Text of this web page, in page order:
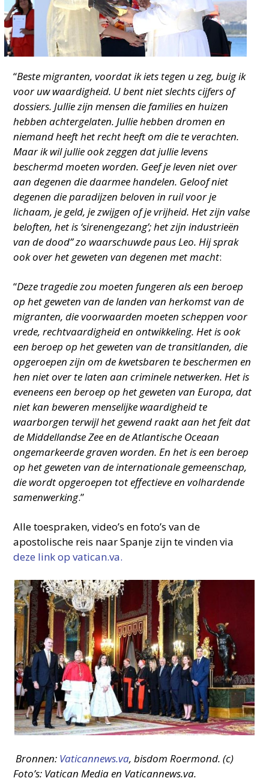
“Beste migranten, voordat ik iets tegen u zeg, buig ik
voor uw waardigheid. U bent niet slechts cijfers of
dossiers. Jullie zijn mensen die families en huizen
hebben achtergelaten. Jullie hebben dromen en
niemand heeft het recht heeft om die te verachten.
Maar ik wil jullie ook zeggen dat jullie levens
beschermd moeten worden. Geef je leven niet over
aan degenen die daarmee handelen. Geloof niet
degenen die paradijzen beloven in ruil voor je
lichaam, je geld, je zwijgen of je vrijheid. Het zijn valse
beloften, het is ‘sirenengezang’; het zijn industrieën
van de dood” zo waarschuwde paus Leo. Hij sprak
ook over het geweten van degenen met macht:
“Deze tragedie zou moeten fungeren als een beroep
op het geweten van de landen van herkomst van de
migranten, die voorwaarden moeten scheppen voor
vrede, rechtvaardigheid en ontwikkeling. Het is ook
een beroep op het geweten van de transitlanden, die
opgeroepen zijn om de kwetsbaren te beschermen en
hen niet over te laten aan criminele netwerken. Het is
eveneens een beroep op het geweten van Europa, dat
niet kan beweren menselijke waardigheid te
waarborgen terwijl het gewend raakt aan het feit dat
de Middellandse Zee en de Atlantische Oceaan
ongemarkeerde graven worden. En het is een beroep
op het geweten van de internationale gemeenschap,
die wordt opgeroepen tot effectieve en volhardende
samenwerking.”
Alle toespraken, video’s en foto’s van de
apostolische reis naar Spanje zijn te vinden via
deze link op vatican.va.
Bronnen: Vaticannews.va, bisdom Roermond.(c)
Foto’s: Vatican Media en Vaticannews.va.